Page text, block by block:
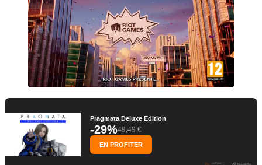
Pragmata Deluxe Edition
-29%49,49 €
EN PROFITER